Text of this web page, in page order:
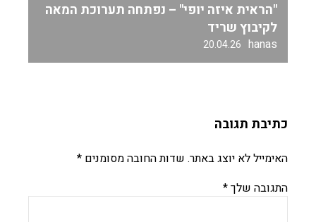
"הראית איזה יופי" – נפתחה תערוכת המאה
לקיבוץ שריד
hanas
20.04.26
כתיבת תגובה
האימייל לא יוצג באתר. שדות החובה מסומנים *
התגובה שלך*